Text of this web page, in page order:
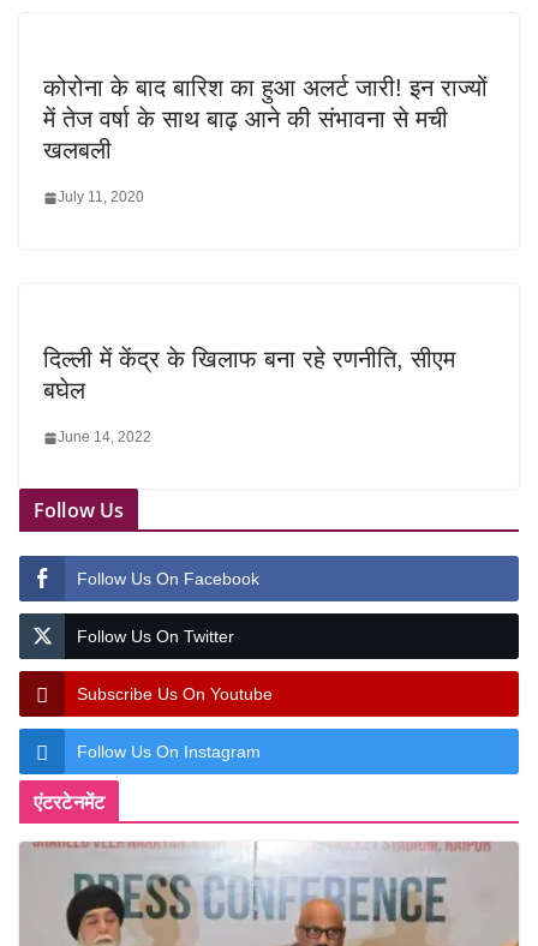
कोरोना के बाद बारिश का हुआ अलर्ट जारी! इन राज्यों
में तेज वर्षा के साथ बाढ़ आने की संभावना से मची
खलबली
July 11, 2020
दिल्ली में केंद्र के खिलाफ बना रहे रणनीति, सीएम
बघेल
June 14, 2022
Follow Us
Follow Us On Facebook
Follow Us On Twitter
Subscribe Us On Youtube
Follow Us On Instagram
एंटरटेनमेंट